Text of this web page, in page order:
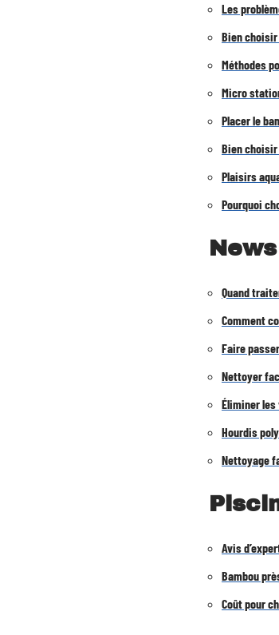
Les
Bien
Méthodes
Micro
Placer le
Bien choisir
Plaisirs
Pourquoi
News
Quand
Comment
Faire
Nettoyer
Éliminer
Hourdis
Nettoyage
Avis
Bambou
Coût pour